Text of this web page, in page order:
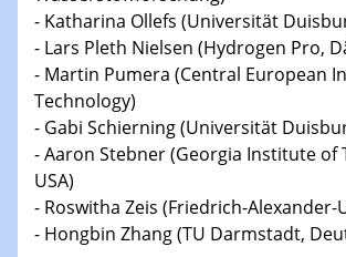
29.01.2024
Bewerbungsvorrtag Besetzung
Technische Chemie – Technisch-
Chemie für die Wasserforschung
29.01.2024
Bewerbungsvorrtag Besetzung
Technische Chemie – Technisch-
Chemie für die Wasserforschung
- Katharina Ollefs (Universität
- Lars Pleth Nielsen (Hydrogen Pro,
- Martin Pumera (Central European
Technology)
- Gabi Schierning (Universität
- Aaron Stebner (Georgia Institute of
USA)
- Roswitha Zeis (Friedrich-
- Hongbin Zhang (TU Darmstadt,